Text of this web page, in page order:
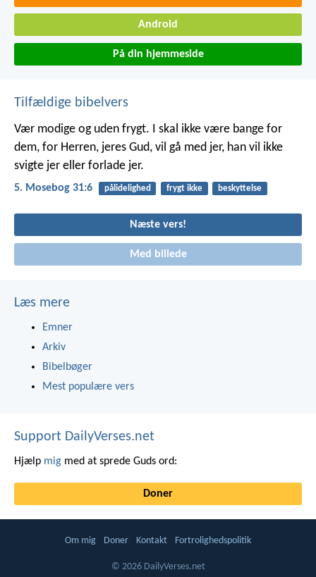
Android
På din hjemmeside
Tilfældige bibelvers
Vær modige og uden frygt. I skal ikke være bange for
dem, for Herren, jeres Gud, vil gå med jer, han vil ikke
svigte jer eller forlade jer.
5. Mosebog 31:6 pålidelighed frygt ikke beskyttelse
Næste vers!
Med billede
Læs mere
Emner
Arkiv
Bibelbøger
Mest populære vers
Support DailyVerses.net
Hjælp mig med at sprede Guds ord:
Doner
Om mig Doner Kontakt Fortrolighedspolitik
© 2026 DailyVerses.net